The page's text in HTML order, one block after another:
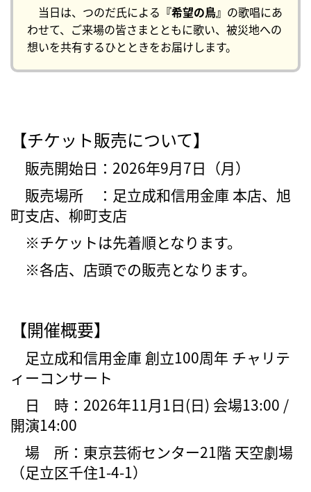
当日は、つのだ氏による 『希望の鳥』 の歌唱にあ
わせて、ご来場の皆さまとともに歌い、被災地への
想いを共有するひとときをお届けします。
【チケット販売について】
販売開始日：2026年9月7日（月）
販売場所 ：足立成和信用金庫 本店、旭
町支店、柳町支店
※チケットは先着順となります。
※各店、店頭での販売となります。
【開催概要】
足立成和信用金庫 創立100周年 チャリテ
ィーコンサート
日 時：2026年11月1日(日) 会場13:00 /
開演14:00
場 所：東京芸術センター21階 天空劇場
（足立区千住1-4-1）